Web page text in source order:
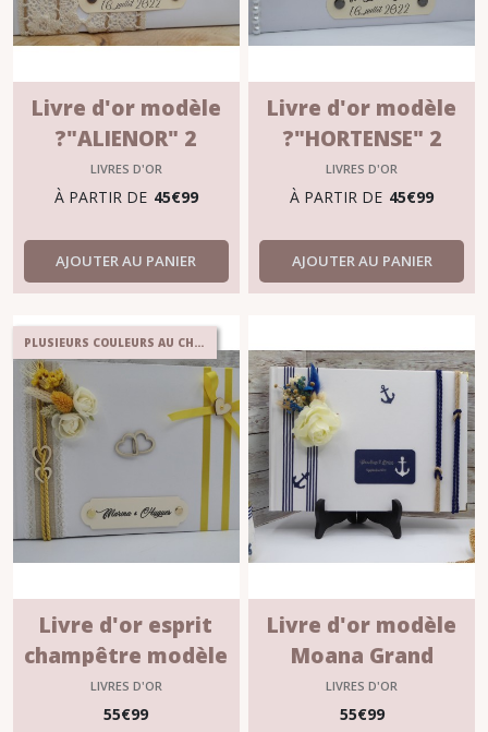
Livre d'or modèle
?"ALIENOR" 2
formats
LIVRES D'OR
À PARTIR DE 45€99
AJOUTER AU PANIER
Livre d'or modèle
?"HORTENSE" 2
formats
LIVRES D'OR
À PARTIR DE 45€99
AJOUTER AU PANIER
PLUSIEURS COULEURS AU CHOIX
Livre d'or esprit
champêtre modèle
"JUSTINE" grand
format
LIVRES D'OR
55€99
Livre d'or modèle
Moana Grand
format
LIVRES D'OR
55€99